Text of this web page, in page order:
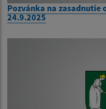
Pozvánka na zasadnutie
24.9.2025